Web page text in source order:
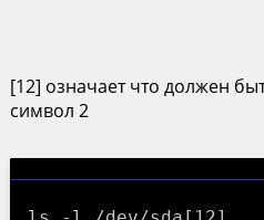
[12] означает что должен
символ 2